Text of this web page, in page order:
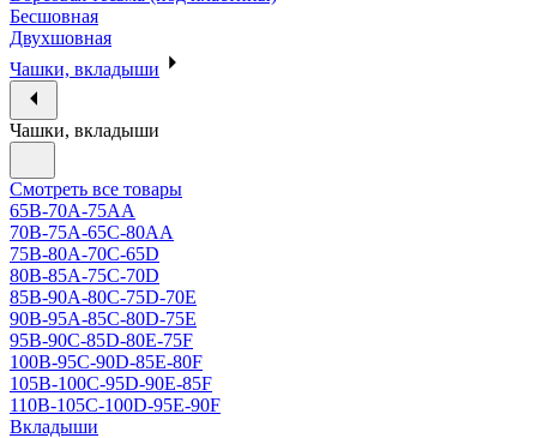
Бесшовная
Двухшовная
Чашки, вкладыши
Чашки, вкладыши
Смотреть все товары
65B-70A-75АА
70В-75А-65С-80АА
75В-80А-70С-65D
80В-85А-75С-70D
85В-90А-80С-75D-70E
90B-95A-85C-80D-75E
95B-90C-85D-80E-75F
100B-95C-90D-85E-80F
105B-100C-95D-90E-85F
110B-105C-100D-95E-90F
Вкладыши